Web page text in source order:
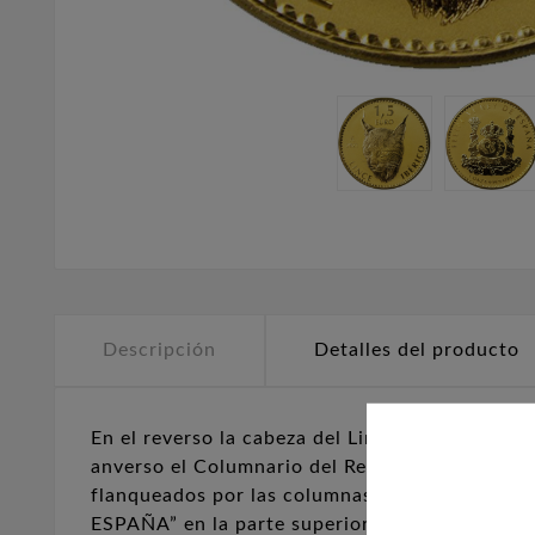
Descripción Detalles del producto
En el reverso la cabeza del Lince, junto a la
anverso el Columnario del Real de a Ocho.
flanqueados por las columnas de Hércules a
ESPAÑA” en la parte superior y “1 ONZA